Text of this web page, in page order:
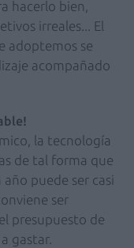
hacerlo bien,
irreales... El
adoptemos se
acompañado
la tecnología
de tal forma que
puede ser casi
ser
presupuesto de
gastar.